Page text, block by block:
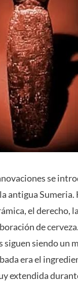
se
antigua Sumeria.
el derecho,
decerveza
siguen siendo un
era el
extendida